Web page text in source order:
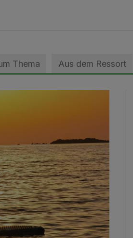
Thema Aus dem Ressort